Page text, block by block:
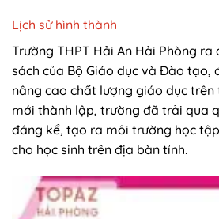
Lịch sử hình thành
Trường THPT Hải An Hải Phòng
sách của Bộ Giáo dục và Đào tạo,
nâng cao chất lượng giáo dục trên
mới thành lập, trường đã trải qua
đáng kể, tạo ra môi trường học
cho học sinh trên địa bàn tỉnh.